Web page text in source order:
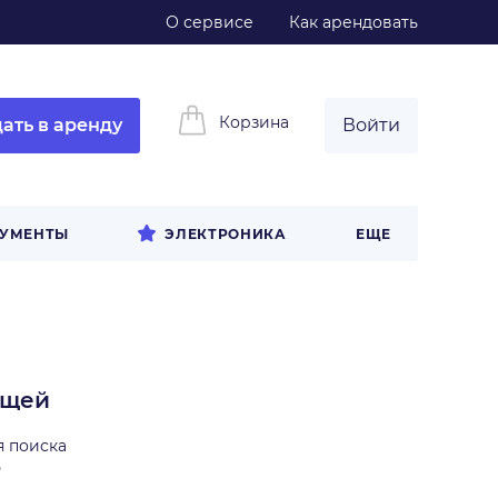
О сервисе Как арендовать
в аренду Корзина Войти
ЭЛЕКТРОНИКА ЕЩЕ
поиска